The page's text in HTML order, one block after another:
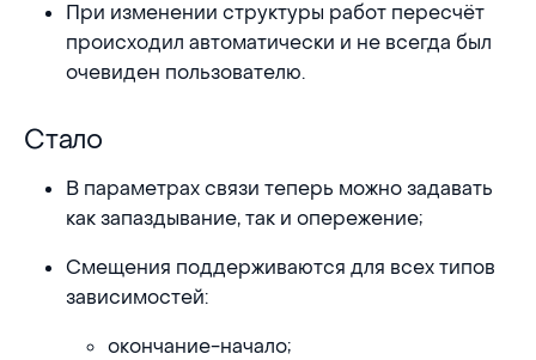
При изменении структуры работ пересчёт
происходил автоматически и не всегда был
очевиден пользователю.
Стало
Стало
В параметрах связи теперь можно задавать
как запаздывание, так и опережение;
Смещения поддерживаются для всех типов
зависимостей:
окончание-начало;